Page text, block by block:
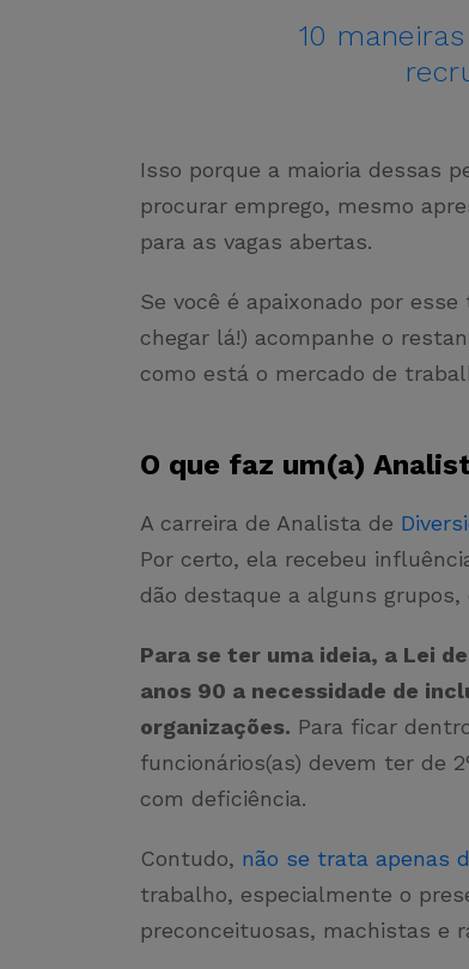
10
Isso porque a maioria dessas
procurar emprego, mesmo
para as vagas abertas.
Se você é apaixonado por
chegar lá!) acompanhe o
como está o mercado de
O que faz um(a)
A carreira de Analista de
Por certo, ela recebeu
dão destaque a alguns grupos,
Para se ter uma ideia, a Lei
anos 90 a necessidade de
organizações. Para ficar
funcionários(as) devem ter de
com deficiência.
Contudo, não se trata apenas
trabalho, especialmente o
preconceituosas, machistas e